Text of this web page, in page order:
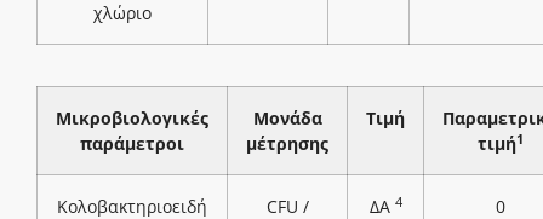
χλώριο
Μικροβιολογικές
παράμετροι
Μονάδα
μέτρησης
Τιμή
τιμή1
Κολοβακτηριοειδή
CFU /
ΔΑ 4 0